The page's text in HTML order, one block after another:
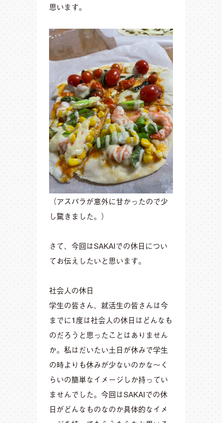
思います。
（アスパラが意外に甘かったので少
し驚きました。）
さて、今回はSAKAIでの休日につい
てお伝えしたいと思います。
社会人の休日
学生の皆さん、就活生の皆さんは今
までに1度は社会人の休日はどんなも
のだろうと思ったことはありません
か。私はだいたい土日が休みで学生
の時よりも休みが少ないのかな〜く
らいの簡単なイメージしか持ってい
ませんでした。今回はSAKAIでの休
日がどんなものなのか具体的なイメ